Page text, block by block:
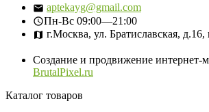
aptekayg@gmail.com
Пн-Вс 09:00—21:00
г.Москва, ул. Братиславская, д.16,
Создание и продвижение интернет-
BrutalPixel.ru
Каталог товаров